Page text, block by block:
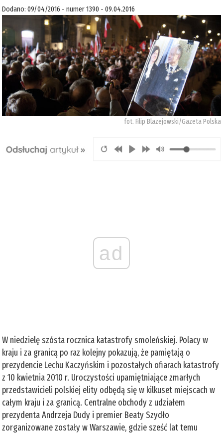
Dodano: 09/04/2016 - numer 1390 - 09.04.2016
fot. Filip Blazejowski/Gazeta Polska
ad
W niedzielę szósta rocznica katastrofy smoleńskiej. Polacy w
kraju i za granicą po raz kolejny pokazują, że pamiętają o
prezydencie Lechu Kaczyńskim i pozostałych ofiarach katastrofy
z 10 kwietnia 2010 r. Uroczystości upamiętniające zmarłych
przedstawicieli polskiej elity odbędą się w kilkuset miejscach w
całym kraju i za granicą. Centralne obchody z udziałem
prezydenta Andrzeja Dudy i premier Beaty Szydło
zorganizowane zostały w Warszawie, gdzie sześć lat temu